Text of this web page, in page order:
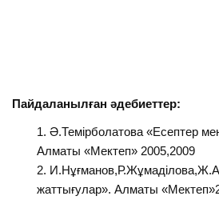
Пайдаланылған әдебиеттер:
Ә.Темірболатова «Есептер
Алматы «Мектеп» 2005,2009
жаттығулар». Алматы